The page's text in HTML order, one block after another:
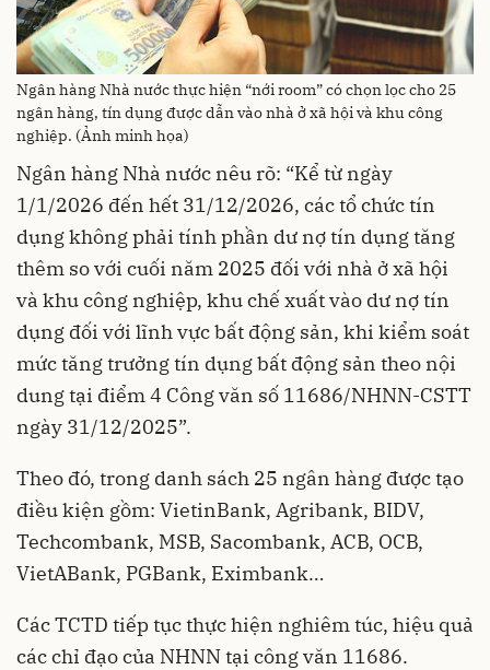
Ngân hàng Nhà nước thực hiện “nới room” có chọn lọc cho 25
ngân hàng, tín dụng được dẫn vào nhà ở xã hội và khu công
nghiệp. (Ảnh minh họa)
Ngân hàng Nhà nước nêu rõ: “Kể từ ngày
1/1/2026 đến hết 31/12/2026, các tổ chức tín
dụng không phải tính phần dư nợ tín dụng tăng
thêm so với cuối năm 2025 đối với nhà ở xã hội
và khu công nghiệp, khu chế xuất vào dư nợ tín
dụng đối với lĩnh vực bất động sản, khi kiểm soát
mức tăng trưởng tín dụng bất động sản theo nội
dung tại điểm 4 Công văn số 11686/NHNN-CSTT
ngày 31/12/2025”.
Theo đó, trong danh sách 25 ngân hàng được tạo
điều kiện gồm: VietinBank, Agribank, BIDV,
Techcombank, MSB, Sacombank, ACB, OCB,
VietABank, PGBank, Eximbank…
Các TCTD tiếp tục thực hiện nghiêm túc, hiệu quả
các chỉ đạo của NHNN tại công văn 11686.